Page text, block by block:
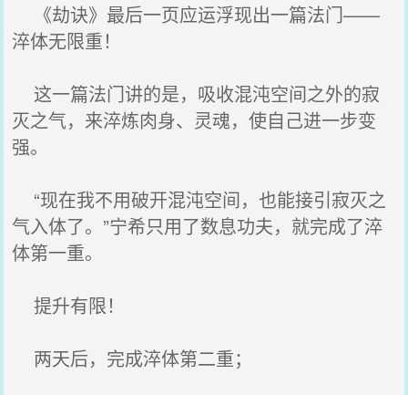
《劫诀》最后一页应运浮现出一篇法门——
淬体无限重！
这一篇法门讲的是，吸收混沌空间之外的寂
灭之气，来淬炼肉身、灵魂，使自己进一步变
强。
“现在我不用破开混沌空间，也能接引寂灭之
气入体了。”宁希只用了数息功夫，就完成了淬
体第一重。
提升有限！
两天后，完成淬体第二重；